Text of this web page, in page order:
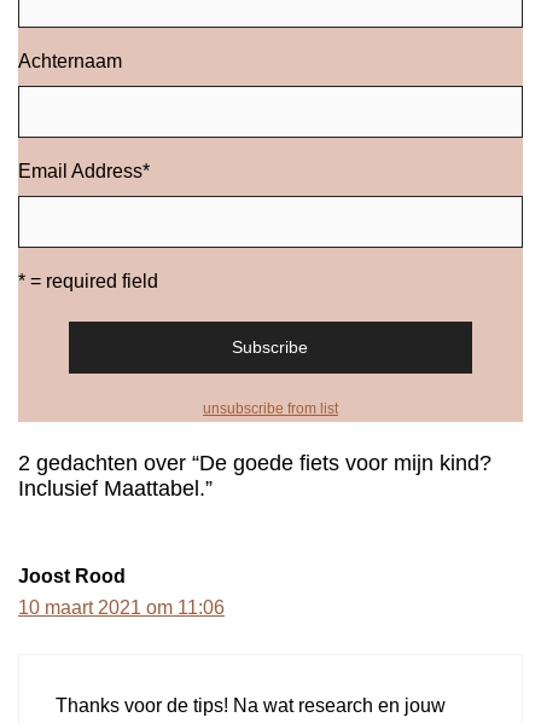
Achternaam
Email Address*
* = required field
unsubscribe from list
2 gedachten over “De goede fiets voor mijn kind?
Inclusief Maattabel.”
Joost Rood
10 maart 2021 om 11:06
Thanks voor de tips! Na wat research en jouw